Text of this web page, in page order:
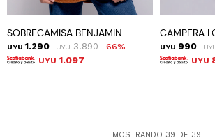
SOBRECAMISA BENJAMIN
UYU 1.290 UYU 3.890 66
UYU 1.097
CAMPERA
UYU 990
UYU
MOSTRANDO 39 DE 39